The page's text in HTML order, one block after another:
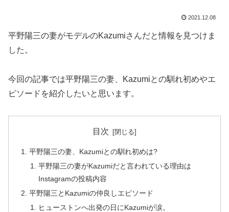
2021.12.08
平野陽三の妻がモデルのKazumiさんだと情報を見つけま
した。
今回の記事では平野陽三の妻、Kazumiとの馴れ初めやエ
ピソードを紹介したいと思います。
目次
平野陽三の妻、Kazumiとの馴れ初めは?
平野陽三の妻がKazumiだと言われている理由は
Instagramの投稿内容
平野陽三とKazumiの仲良しエピソード
ヒューストンへ出発の日にKazumiが涙。